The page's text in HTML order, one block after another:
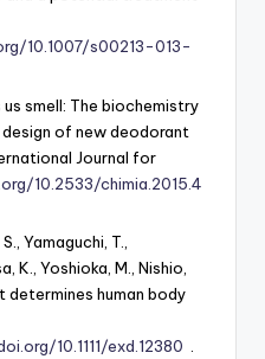
10.1007/s00213-013-
smell: The biochemistry
of new deodorant
Journal for
10.2533/chimia.2015.4
Yamaguchi, T.,
K., Yoshioka, M., Nishio,
determines human body
10.1111/exd.12380